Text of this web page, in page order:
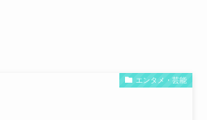
エンタメ・芸能